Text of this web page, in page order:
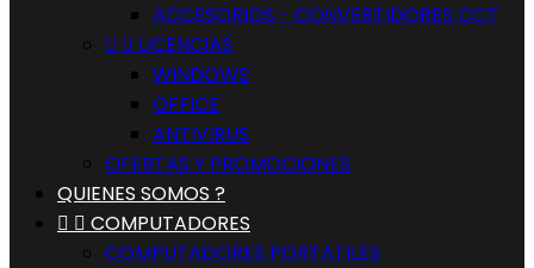
ACCESORIOS - CONVERTIDORES CCT
  LICENCIAS
WINDOWS
OFFICE
ANTIVIRUS
OFERTAS Y PROMOCIONES
QUIENES SOMOS ?
  COMPUTADORES
COMPUTADORES PORTATILES